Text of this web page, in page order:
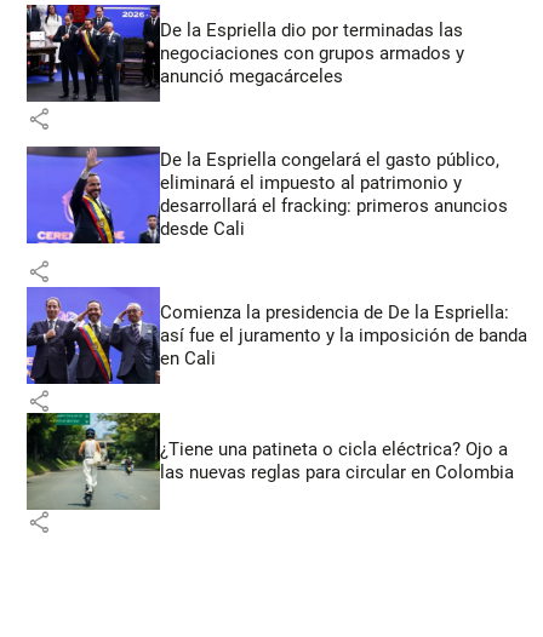
De la Espriella dio por terminadas las
negociaciones con grupos armados y
anunció megacárceles
share
De la Espriella congelará el gasto público,
eliminará el impuesto al patrimonio y
desarrollará el fracking: primeros anuncios
desde Cali
share
Comienza la presidencia de De la Espriella:
así fue el juramento y la imposición de banda
en Cali
share
¿Tiene una patineta o cicla eléctrica? Ojo a
las nuevas reglas para circular en Colombia
share